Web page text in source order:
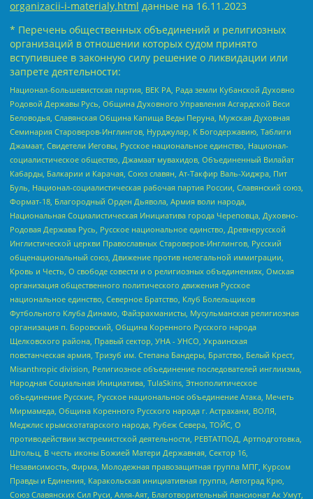
organizacii-i-materialy.html данные на 16.11.2023
* Перечень общественных объединений и религиозных
организаций в отношении которых судом принято
вступившее в законную силу решение о ликвидации или
запрете деятельности:
Национал-большевистская партия, ВЕК РА, Рада земли Кубанской Духовно
Родовой Державы Русь, Община Духовного Управления Асгардской Веси
Беловодья, Славянская Община Капища Веды Перуна, Мужская Духовная
Семинария Староверов-Инглингов, Нурджулар, К Богодержавию, Таблиги
Джамаат, Свидетели Иеговы, Русское национальное единство, Национал-
социалистическое общество, Джамаат мувахидов, Объединенный Вилайат
Кабарды, Балкарии и Карачая, Союз славян, Ат-Такфир Валь-Хиджра, Пит
Буль, Национал-социалистическая рабочая партия России, Славянский союз,
Формат-18, Благородный Орден Дьявола, Армия воли народа,
Национальная Социалистическая Инициатива города Череповца, Духовно-
Родовая Держава Русь, Русское национальное единство, Древнерусской
Инглистической церкви Православных Староверов-Инглингов, Русский
общенациональный союз, Движение против нелегальной иммиграции,
Кровь и Честь, О свободе совести и о религиозных объединениях, Омская
организация общественного политического движения Русское
национальное единство, Северное Братство, Клуб Болельщиков
Футбольного Клуба Динамо, Файзрахманисты, Мусульманская религиозная
организация п. Боровский, Община Коренного Русского народа
Щелковского района, Правый сектор, УНА - УНСО, Украинская
повстанческая армия, Тризуб им. Степана Бандеры, Братство, Белый Крест,
Misanthropic division, Религиозное объединение последователей инглиизма,
Народная Социальная Инициатива, TulaSkins, Этнополитическое
объединение Русские, Русское национальное объединение Атака, Мечеть
Мирмамеда, Община Коренного Русского народа г. Астрахани, ВОЛЯ,
Меджлис крымскотатарского народа, Рубеж Севера, ТОЙС, О
противодействии экстремистской деятельности, РЕВТАТПОД, Артподготовка,
Штольц, В честь иконы Божией Матери Державная, Сектор 16,
Независимость, Фирма, Молодежная правозащитная группа МПГ, Курсом
Правды и Единения, Каракольская инициативная группа, Автоград Крю,
Союз Славянских Сил Руси, Алля-Аят, Благотворительный пансионат Ак Умут,